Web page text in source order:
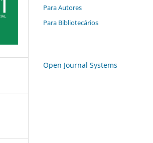
Para Autores
Para Bibliotecários
Open Journal Systems